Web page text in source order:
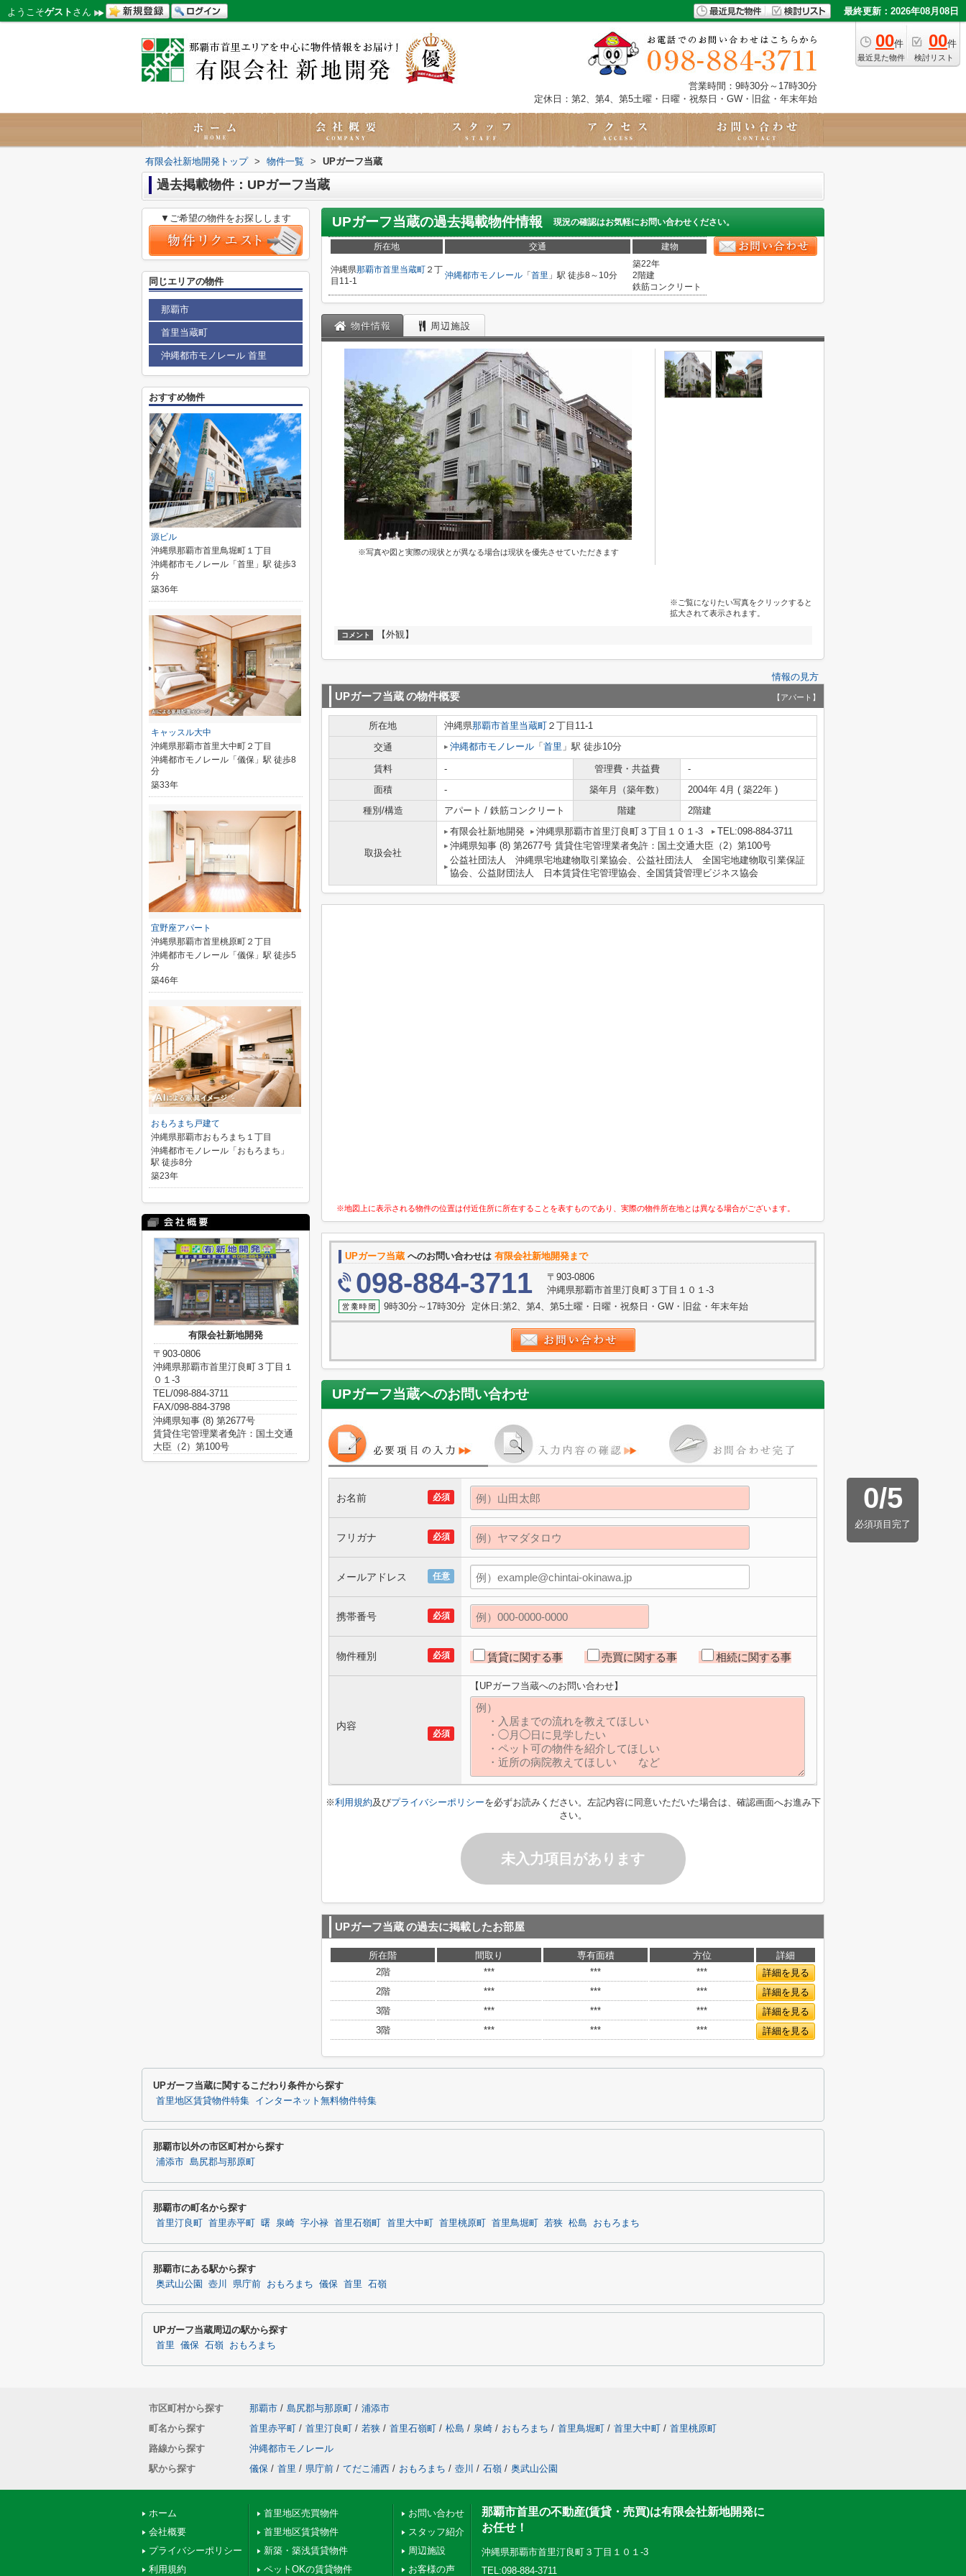
ようこそゲスト さん 最終更新：2026年08月08日
00件
最近見た物件
00件
検討リスト
営業時間：9時30分～17時30分
定休日：第2、第4、第5土曜・日曜・祝祭日・GW・旧盆・年末年始
有限会社新地開発トップ > 物件一覧 > UPガーフ当蔵
過去掲載物件：UPガーフ当蔵
UPガーフ当蔵の過去掲載物件情報 現況の確認はお気軽にお問い合わせください。
所在地 交通 建物
沖縄県那覇市首里当蔵町 ２丁
目11-1
沖縄都市モノレール 「 首里 」駅 徒歩8～10分
築22年
2階建
鉄筋コンクリート
物件情報 周辺施設
※写真や図と実際の現状とが異なる場合は現状を優先させていただきます
※ご覧になりたい写真をクリックすると
拡大されて表示されます。
コメント 【外観】
情報の見方
UPガーフ当蔵の物件概要 【アパート】
所在地 沖縄県那覇市首里当蔵町 ２丁目11-1
交通
沖縄都市モノレール 「 首里 」駅 徒歩10分
賃料 - 管理費・共益費
-
面積
- 築年月（築年数）
2004年 4月 ( 築22年 )
種別/構造
アパート / 鉄筋コンクリート 階建 2階建
取扱会社
有限会社新地開発 沖縄県那覇市首里汀良町３丁目１０１-3
TEL:098-884-3711
沖縄県知事 (8) 第2677号 賃貸住宅管理業者免許：国土交通大臣（2）第100号
公益社団法人 沖縄県宅地建物取引業協会、公益社団法人 全国宅地建物取引業保証
協会、公益財団法人 日本賃貸住宅管理協会、全国賃貸管理ビジネス協会
※地図上に表示される物件の位置は付近住所に所在することを表すものであり、実際の物件所在地とは異なる場合がございます。
UPガーフ当蔵 へのお問い合わせは 有限会社新地開発まで
098-884-3711
〒903-0806
沖縄県那覇市首里汀良町３丁目１０１-3
9時30分～17時30分 定休日:第2、第4、第5土曜・日曜・祝祭日・GW・旧盆・年末年始
UPガーフ当蔵へのお問い合わせ
0/5
必須項目完了
必須
お名前
必須
フリガナ
任意
メールアドレス
必須
携帯番号
必須
物件種別 賃貸に関する事 売買に関する事 相続に関する事
必須
内容
【UPガーフ当蔵へのお問い合わせ】
※利用規約及びプライバシーポリシーを必ずお読みください。左記内容に同意いただいた場合は、確認画面へお進み下
さい。
未入力項目があります
UPガーフ当蔵の過去に掲載したお部屋
所在階 間取り 専有面積 方位
詳細
2階
*** *** ***
詳細を見る
2階
*** *** ***
詳細を見る
3階
*** *** ***
詳細を見る
3階
*** *** *** 詳細を見る
▼ご希望の物件をお探しします
同じエリアの物件
那覇市
首里当蔵町
沖縄都市モノレール 首里
おすすめ物件
源ビル
沖縄県那覇市首里鳥堀町１丁目
沖縄都市モノレール「首里」駅 徒歩3
分
築36年
キャッスル大中
沖縄県那覇市首里大中町２丁目
沖縄都市モノレール「儀保」駅 徒歩8
分
築33年
宜野座アパート
沖縄県那覇市首里桃原町２丁目
沖縄都市モノレール「儀保」駅 徒歩5
分
築46年
おもろまち戸建て
沖縄県那覇市おもろまち１丁目
沖縄都市モノレール「おもろまち」
駅 徒歩8分
築23年
有限会社新地開発
〒903-0806
沖縄県那覇市首里汀良町３丁目１
０１-3
TEL/098-884-3711
FAX/098-884-3798
沖縄県知事 (8) 第2677号
賃貸住宅管理業者免許：国土交通
大臣（2）第100号
UPガーフ当蔵に関するこだわり条件から探す
首里地区賃貸物件特集 インターネット無料物件特集
那覇市以外の市区町村から探す
浦添市 島尻郡与那原町
那覇市の町名から探す
首里汀良町 首里赤平町 曙 泉崎 字小禄 首里石嶺町 首里大中町 首里桃原町 首里鳥堀町 若狭 松島 おもろまち
那覇市にある駅から探す
奥武山公園 壺川 県庁前 おもろまち 儀保 首里 石嶺
UPガーフ当蔵周辺の駅から探す
首里 儀保 石嶺 おもろまち
市区町村から探す 那覇市 / 島尻郡与那原町 / 浦添市
町名から探す
首里赤平町 / 首里汀良町 / 若狭 / 首里石嶺町 / 松島 / 泉崎 / おもろまち / 首里鳥堀町 / 首里大中町 / 首里桃原町
路線から探す
沖縄都市モノレール
駅から探す
儀保 / 首里 / 県庁前 / てだこ浦西 / おもろまち / 壺川 / 石嶺 / 奥武山公園
ホーム
会社概要
プライバシーポリシー
利用規約
首里地区売買物件
首里地区賃貸物件
新築・築浅賃貸物件
ペットOKの賃貸物件
お問い合わせ
スタッフ紹介
周辺施設
お客様の声
那覇市首里の不動産(賃貸・売買)は有限会社新地開発に
お任せ！
沖縄県那覇市首里汀良町３丁目１０１-3
TEL:098-884-3711